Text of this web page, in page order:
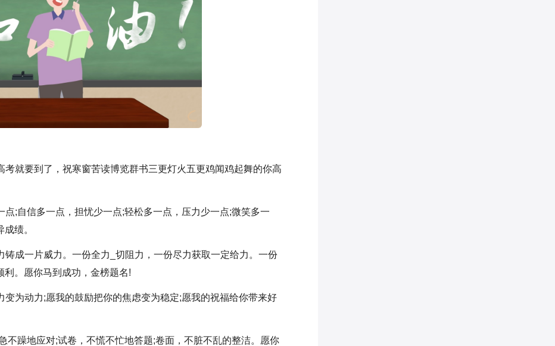
考就要到了，祝寒窗苦读博览群书三更灯火五更鸡闻鸡起舞的你高
点;自信多一点，担忧少一点;轻松多一点，压力少一点;微笑多一
绩。
铸成一片威力。一份全力_切阻力，一份尽力获取一定给力。一份
。愿你马到成功，金榜题名!
变为动力;愿我的鼓励把你的焦虑变为稳定;愿我的祝福给你带来好
不躁地应对;试卷，不慌不忙地答题;卷面，不脏不乱的整洁。愿你